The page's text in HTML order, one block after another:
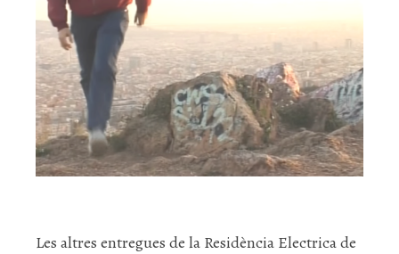
Les altres entregues de la Residència Electrica de